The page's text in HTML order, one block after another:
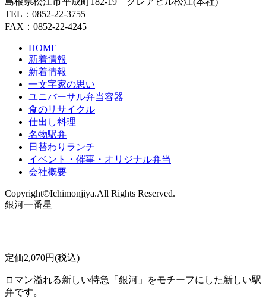
TEL：0852-22-3755
FAX：0852-22-4245
HOME
新着情報
新着情報
一文字家の思い
ユニバーサル弁当容器
食のリサイクル
仕出し料理
名物駅弁
日替わりランチ
イベント・催事・オリジナル弁当
会社概要
Copyright©Ichimonjiya.All Rights Reserved.
銀河一番星
定価2,070円(税込)
ロマン溢れる新しい特急「銀河」をモチーフにした新しい駅
弁です。